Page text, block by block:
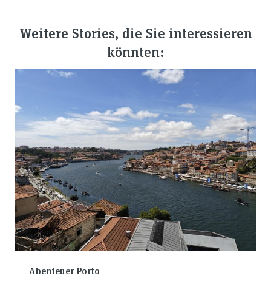
Weitere Stories, die Sie interessieren
könnten:
Abenteuer Porto